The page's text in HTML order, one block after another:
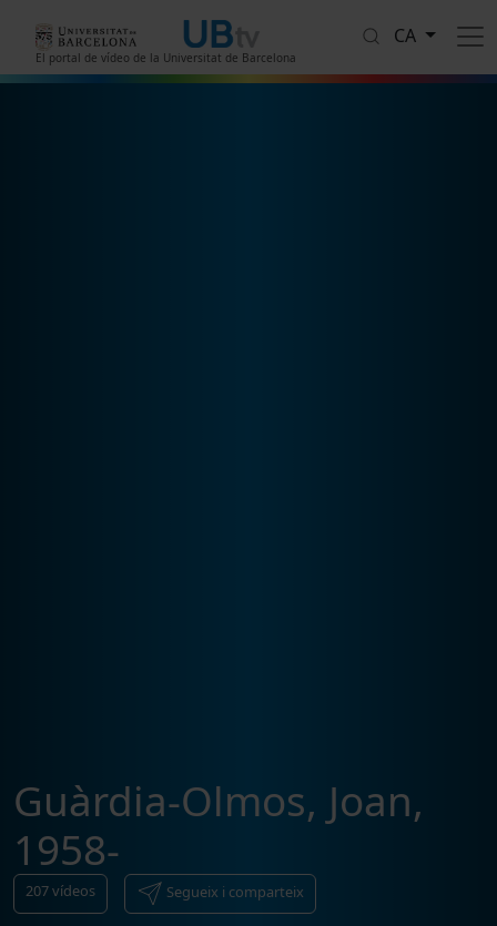
El portal de vídeo de la Universitat de Barcelona
CA
Guàrdia-Olmos, Joan,
1958-
207vídeos Segueix i comparteix